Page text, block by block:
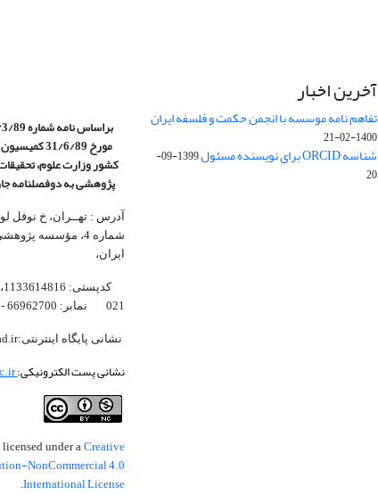
آخرین اخبار
تفاهم نامه موسسه با انجمن حکمت و فلسفه ایران
1400-02-21
شناسه ORCID برای نویسنده مسئول
1399-09-
20
مورخ 31/6/89 کمیسیون
کشور وزارت علوم،
پژوهشیبه دوفصلنامه
آدرس : تهــران، خ نوفل
شماره 4،‌ مؤسسه
ایران،‌
021 نمابر: 66962700 - 021
نشانی پایگاه اینترنتی:www.javidankherad.ir
نشانی پست الکترونیکی:javidankherad@irip.ac.ir
under aCreative
NonCommercial 4.0
International License
.